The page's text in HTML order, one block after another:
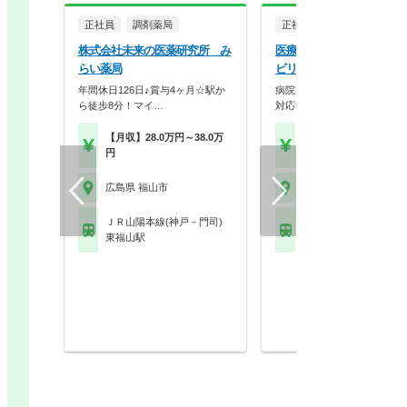
正社員 調剤薬局
株式会社未来の医薬研究所 み
らい薬局
年間休日126日♪賞与4ヶ月☆駅か
ら徒歩8分！マイ…
【月収】28.0万円～38.0万
円
広島県 福山市
ＪＲ山陽本線(神戸－門司)
東福山駅
正社員
医療法人社団生和会 福
ビリテーション病院
病院での薬剤師勤務♪服薬指
対応することも可能で…